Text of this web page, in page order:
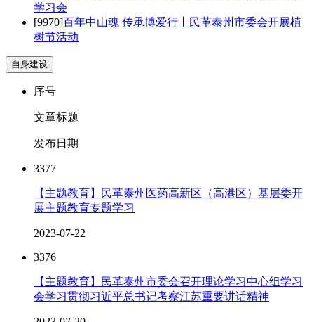
学习会
[9970]百年中山魂 传承博爱行丨民革泰州市委会开展植
树节活动
自身建设
序号
文章标题
发布日期
3377
【主题教育】民革泰州医药高新区（高港区）基层委开
展主题教育专题学习
2023-07-22
3376
【主题教育】民革泰州市委会召开理论学习中心组学习
会学习贯彻习近平总书记考察江苏重要讲话精神